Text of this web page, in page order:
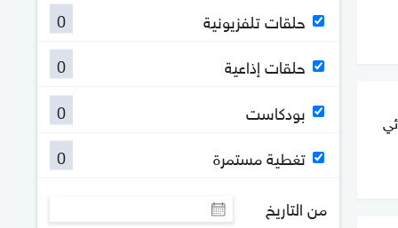
حلقات تلفزيونية
0
حلقات إذاعية
0
بودكاست
0
تغطية مستمرة
0
من التاريخ